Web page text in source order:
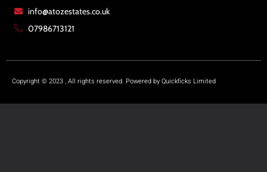
info@atozestates.co.uk
07986713121
Copyright © 2023 , All rights reserved. Powered by Quickficks Limited